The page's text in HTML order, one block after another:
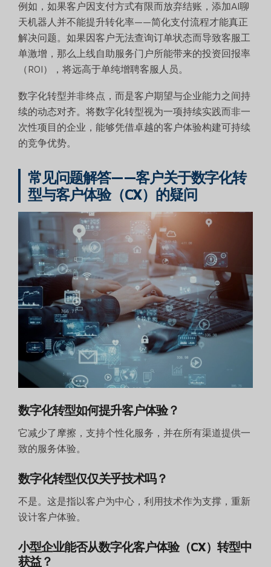
例如，如果客户因支付方式有限而放弃结账，添加AI聊
天机器人并不能提升转化率——简化支付流程才能真正
解决问题。如果因客户无法查询订单状态而导致客服工
单激增，那么上线自助服务门户所能带来的投资回报率
（ROI），将远高于单纯增聘客服人员。
数字化转型并非终点，而是客户期望与企业能力之间持
续的动态对齐。将数字化转型视为一项持续实践而非一
次性项目的企业，能够凭借卓越的客户体验构建可持续
的竞争优势。
常见问题解答——客户关于数字化转
型与客户体验（CX）的疑问
数字化转型如何提升客户体验？
它减少了摩擦，支持个性化服务，并在所有渠道提供一
致的服务体验。
数字化转型仅仅关乎技术吗？
不是。这是指以客户为中心，利用技术作为支撑，重新
设计客户体验。
小型企业能否从数字化客户体验（CX）转型中
获益？